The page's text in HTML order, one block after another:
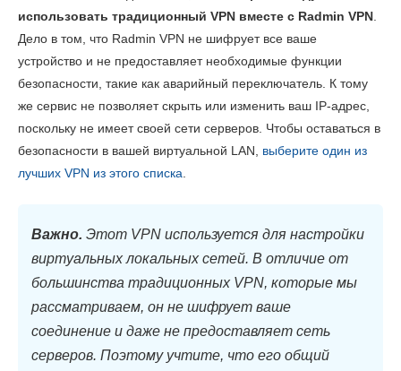
Безопасность 5.0
Конфиденциальность 6.0
5.0
Установка и приложения 6.0
7.0
Надежность и поддержка
использовать традиционный VPN вместе с Radmin VPN.
Дело в том, что Radmin VPN не шифрует все ваше
устройство и не предоставляет необходимые функции
безопасности, такие как аварийный переключатель. К тому
же сервис не позволяет скрыть или изменить ваш IP-адрес,
поскольку не имеет своей сети серверов. Чтобы оставаться в
безопасности в вашей виртуальной LAN, выберите один из
лучших VPN из этого списка.
Важно. Этот VPN используется для настройки
виртуальных локальных сетей. В отличие от
большинства традиционных VPN, которые мы
рассматриваем, он не шифрует ваше
соединение и даже не предоставляет сеть
серверов. Поэтому учтите, что его общий